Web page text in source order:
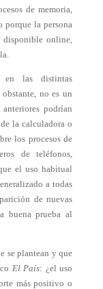
de memoria,
porque la persona
disponible online,
en las distintas
no es un
podrían
la calculadora o
los procesos de
de teléfonos,
el uso habitual
a todas
de nuevas
buena prueba al
se plantean y que
El País: ¿el uso
más positivo o